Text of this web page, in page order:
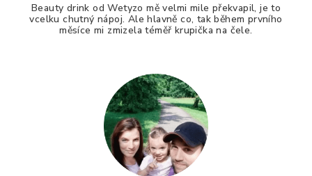
Beauty drink od Wetyzo mě velmi mile překvapil, je to
vcelku chutný nápoj. Ale hlavně co, tak během prvního
měsíce mi zmizela téměř krupička na čele.